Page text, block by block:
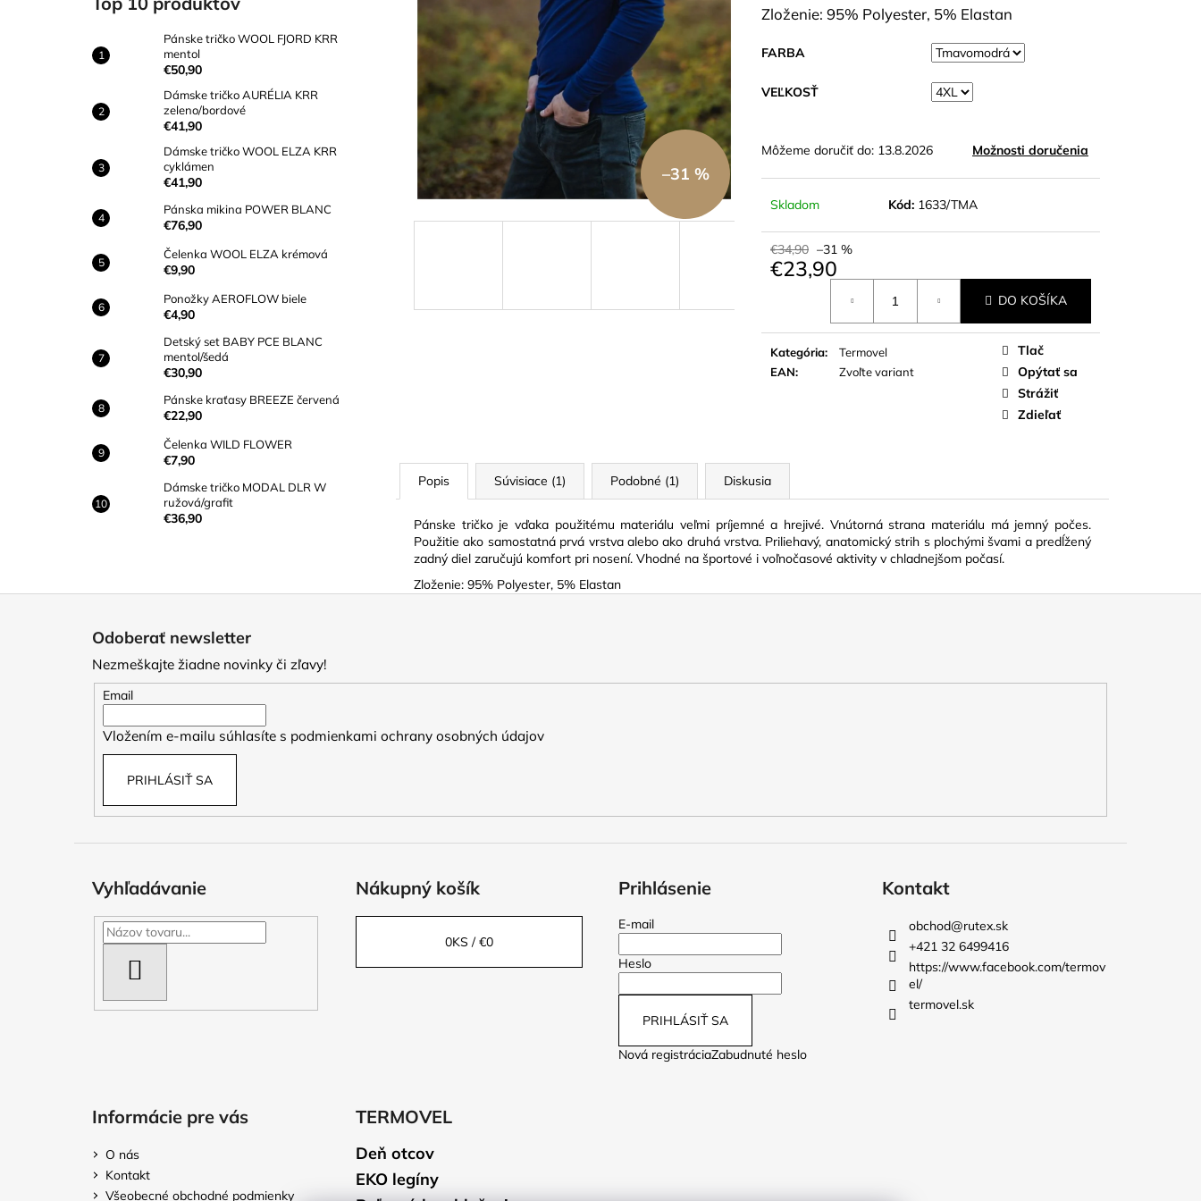
Pánske tričko WOOL FJORD KRR
mentol
€50,90
Dámske tričko AURÉLIA KRR
zeleno/bordové
€41,90
Dámske tričko WOOL ELZA KRR
cyklámen
€41,90
Pánska mikina POWER BLANC
€76,90
Čelenka WOOL ELZA krémová
€9,90
Ponožky AEROFLOW biele
€4,90
Detský set BABY PCE BLANC
mentol/šedá
€30,90
Pánske kraťasy BREEZE červená
€22,90
Čelenka WILD FLOWER
€7,90
Dámske tričko MODAL DLR W
ružová/grafit
€36,90
Zloženie: 95% Polyester, 5% Elastan
FARBA
VEĽKOSŤ
Môžeme doručiť do: 13.8.2026 Možnosti doručenia
Skladom Kód: 1633/TMA
€34,90 –31 %
€23,90
DO KOŠÍKA
Kategória:
Termovel
EAN: Zvoľte variant
Tlač
Opýtať sa
Strážiť
Zdieľať
–31 %
Popis Súvisiace (1) Podobné (1) Diskusia
Pánske tričko je vďaka použitému materiálu veľmi príjemné a hrejivé. Vnútorná strana materiálu má jemný počes.
Použitie ako samostatná prvá vrstva alebo ako druhá vrstva. Priliehavý, anatomický strih s plochými švami a predĺžený
zadný diel zaručujú komfort pri nosení. Vhodné na športové i voľnočasové aktivity v chladnejšom počasí.
Zloženie: 95% Polyester, 5% Elastan
PÁNSKE TRIČKO WOOL FJORD KRR
MENTOL
€50,90
DÁMSKE TRIČKO AURÉLIA KRR
ZELENO/BORDOVÉ
€41,90
DÁMSKE TRIČKO WOOL ELZA KRR
CYKLÁMEN
€41,90
Odoberať newsletter
Nezmeškajte žiadne novinky či zľavy!
Email
Vložením e-mailu súhlasíte s podmienkami ochrany osobných údajov
PRIHLÁSIŤ SA
Vyhľadávanie Nákupný košík
0KS /€0
Prihlásenie
E-mail
Heslo
PRIHLÁSIŤ SA
Nová registráciaZabudnuté heslo
Kontakt
obchod@rutex.sk
+421 32 6499416
https://www.facebook.com/termov
el/
termovel.sk
Informácie pre vás
O nás
Kontakt
Všeobecné obchodné podmienky
TERMOVEL
Deň otcov
EKO legíny